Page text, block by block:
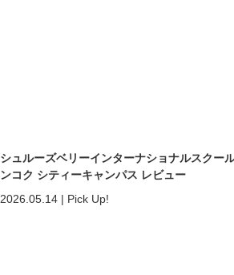
シュルーズベリーインターナショナルスクー
ンコク シティーキャンパス レビュー
2026.05.14 | Pick Up!